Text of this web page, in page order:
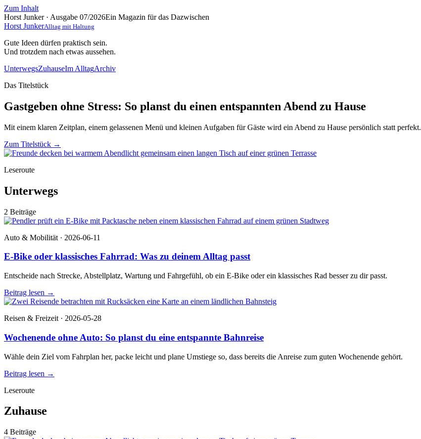
Zum Inhalt
Horst Junker · Ausgabe 07/2026Ein Magazin für das Dazwischen
Horst JunkerAlltag mit Haltung
Gute Ideen dürfen praktisch sein.
Und trotzdem nach etwas aussehen.
UnterwegsZuhauseIm AlltagArchiv
Das Titelstück
Gastgeben ohne Stress: So planst du einen entspannten Abend zu Hause
Mit einem klaren Zeitplan, einem gelassenen Menü und kleinen Aufgaben für Gäste wird ein Abend zu Hause persönlich statt perfekt.
Zum Titelstück →
Leseroute
Unterwegs
2 Beiträge
Auto & Mobilität · 2026-06-11
E-Bike oder klassisches Fahrrad: Was zu deinem Alltag passt
Entscheide nach Strecke, Abstellplatz, Wartung und Fahrgefühl, ob ein E-Bike oder ein klassisches Rad besser zu dir passt.
Beitrag lesen →
Reisen & Freizeit · 2026-05-28
Wochenende ohne Auto: So planst du eine entspannte Bahnreise
Wähle dein Ziel vom Fahrplan her, packe leicht und plane Umstiege so, dass bereits die Anreise zum guten Wochenende gehört.
Beitrag lesen →
Leseroute
Zuhause
4 Beiträge